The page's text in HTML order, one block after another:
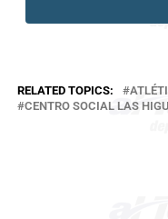
RELATED TOPICS:
CENTRO SOCIAL LAS